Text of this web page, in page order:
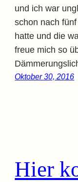
und ich war
schon nach
hatte und die
freue mich so
Oktober 30, 2016
Hier